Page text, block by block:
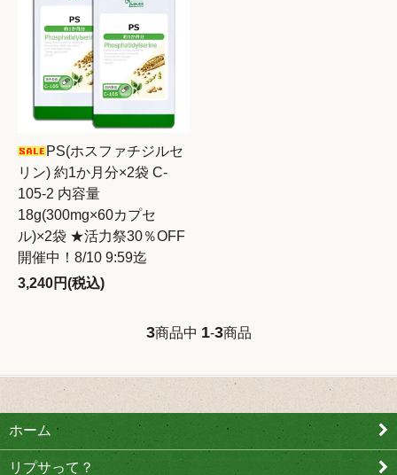
PS(ホスファチジルセ
リン) 約1か月分×2袋 C-
105-2 内容量
18g(300mg×60カプセ
ル)×2袋 ★活力祭30％OFF
開催中！8/10 9:59迄
3,240円(税込)
3商品中 1-3商品
ホーム
リプサって？